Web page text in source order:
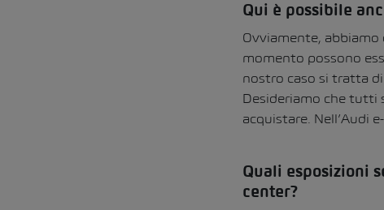
Qui è possibile
Ovviamente,
momento possono
nostro caso si tratta di
Desideriamo che tutti
acquistare. Nell’Audi
Quali esposizioni
center?